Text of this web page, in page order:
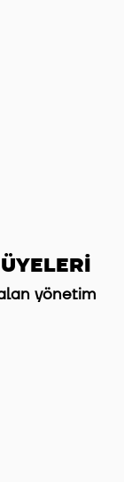
yönetim